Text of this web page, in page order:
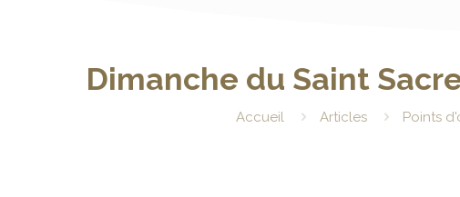
Dimanche du Saint
Accueil Articles Points